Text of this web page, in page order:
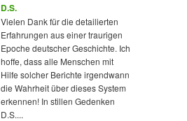
D.S.
Vielen Dank für die detailierten
Erfahrungen aus einer traurigen
Epoche deutscher Geschichte. Ich
hoffe, dass alle Menschen mit
Hilfe solcher Berichte irgendwann
die Wahrheit über dieses System
erkennen! In stillen Gedenken
D.S....